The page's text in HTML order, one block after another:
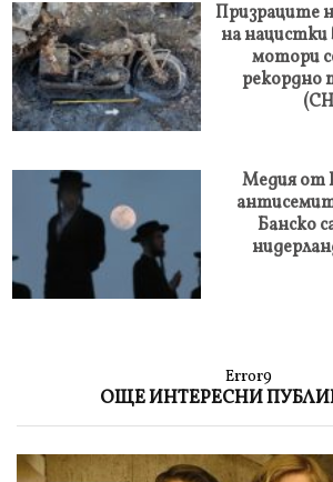
Призраците
на нацистки
мотори
рекордно
Медия от
Банско
Error9
ОЩЕ ИНТЕРЕСНИ